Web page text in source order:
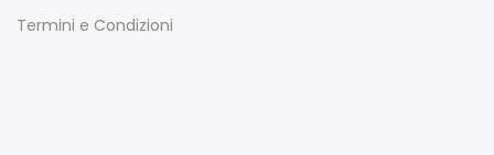
Termini e Condizioni